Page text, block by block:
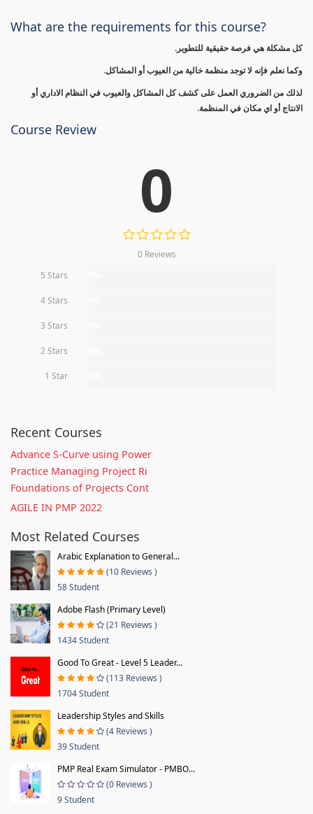
What are the requirements for this course?
كل مشكلة هي فرصة حقيقية للتطوير.
وكما نعلم فإنه لا توجد منظمة خالية من العيوب أو المشاكل.
لذلك من الضروري العمل على كشف كل المشاكل والعيوب في النظام الاداري أو
الانتاج أو اي مكان في المنظمة.
Course Review
0
0 Reviews
5 Stars
4 Stars
3 Stars
2 Stars
1 Star
Recent Courses
Advance S-Curve using Power
Practice Managing Project Ri
Foundations of Projects Cont
AGILE IN PMP 2022
Most Related Courses
Arabic Explanation to General...
(10 Reviews )
58 Student
Adobe Flash (Primary Level)
(21 Reviews )
1434 Student
Good To Great - Level 5 Leader...
(113 Reviews )
1704 Student
Leadership Styles and Skills
(4 Reviews )
39 Student
PMP Real Exam Simulator - PMBO...
(0 Reviews )
9 Student